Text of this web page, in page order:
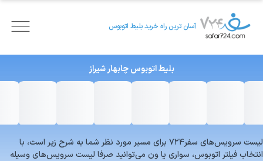
آسان ترین راه خرید بلیط اتوبوس
بلیط اتوبوس چابهارشیراز
لیست سرویس‌های سفر۷۲۴ برای مسیر مورد نظر شما به شرح زیر است، با
انتخاب فیلتر اتوبوس، سواری یا ون می‌توانید صرفا لیست سرویس‌های وسیله